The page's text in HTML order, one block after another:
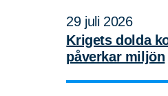
29 juli 2026
Krigets dolda
påverkar miljön